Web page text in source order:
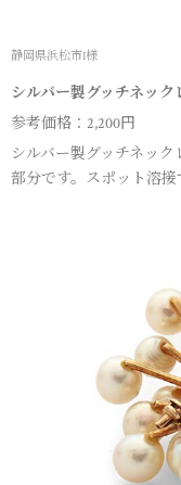
静岡県浜松市I様
シルバー製グッチネッ
参考価格：2,200円
シルバー製グッチネッ
部分です。スポット溶接